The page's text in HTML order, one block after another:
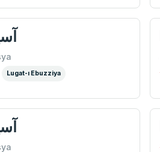
Lugat-ı Ebuzziya